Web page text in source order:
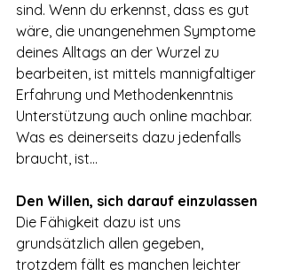
sind. Wenn du erkennst, dass es gut
wäre, die unangenehmen Symptome
deines Alltags an der Wurzel zu
bearbeiten, ist mittels mannigfaltiger
Erfahrung und Methodenkenntnis
Unterstützung auch online machbar.
Was es deinerseits dazu jedenfalls
braucht, ist...
Den Willen, sich darauf einzulassen
Die Fähigkeit dazu ist uns
grundsätzlich allen gegeben,
trotzdem fällt es manchen leichter